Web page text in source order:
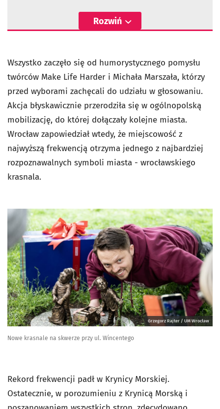
Rozwiń
Wszystko zaczęło się od humorystycznego pomysłu
twórców Make Life Harder i Michała Marszała, którzy
przed wyborami zachęcali do udziału w głosowaniu.
Akcja błyskawicznie przerodziła się w ogólnopolską
mobilizację, do której dołączały kolejne miasta.
Wrocław zapowiedział wtedy, że miejscowość z
najwyższą frekwencją otrzyma jednego z najbardziej
rozpoznawalnych symboli miasta - wrocławskiego
krasnala.
Grzegorz Rajter / UM Wrocław
Nowe krasnale na skwerze przy ul. Wincentego
Rekord frekwencji padł w Krynicy Morskiej.
Ostatecznie, w porozumieniu z Krynicą Morską i